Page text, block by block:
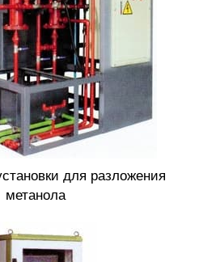
для разложения
метанола